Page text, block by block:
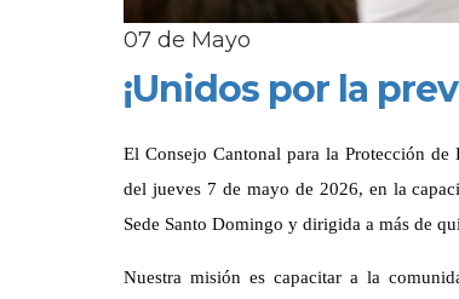
07 de Mayo
¡Unidos por la
El Consejo Cantonal para la Protección
del jueves 7 de mayo de 2026, en la
Sede Santo Domingo y dirigida a más de
Nuestra misión es capacitar a la